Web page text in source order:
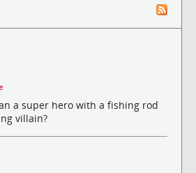
a super hero with a fishing rod
villain?